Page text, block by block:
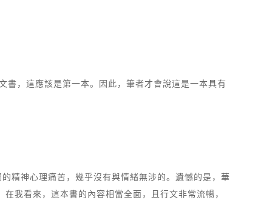
，這應該是第一本。因此，筆者才會說這是一本具有
精神心理痛苦，幾乎沒有與情緒無涉的。遺憾的是，華
我看來，這本書的內容相當全面，且行文非常流暢，